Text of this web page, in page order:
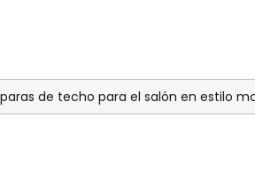
de techo para el salón en estilo